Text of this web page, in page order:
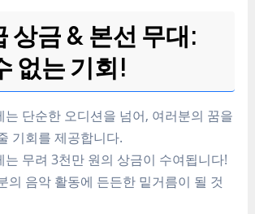
상금 & 본선 무대:
없는 기회!
는 단순한 오디션을 넘어, 여러분의 꿈을
기회를 제공합니다.
무려 3천만 원의 상금이 수여됩니다!
의 음악 활동에 든든한 밑거름이 될 것